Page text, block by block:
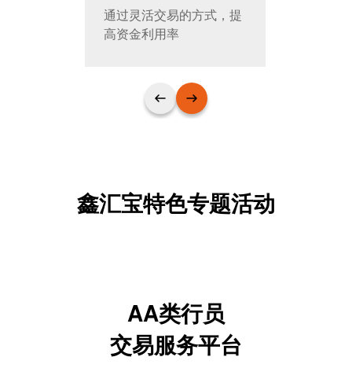
通过灵活交易的方式，提
高资金利用率
鑫汇宝特色专题活动
AA类行员
交易服务平台